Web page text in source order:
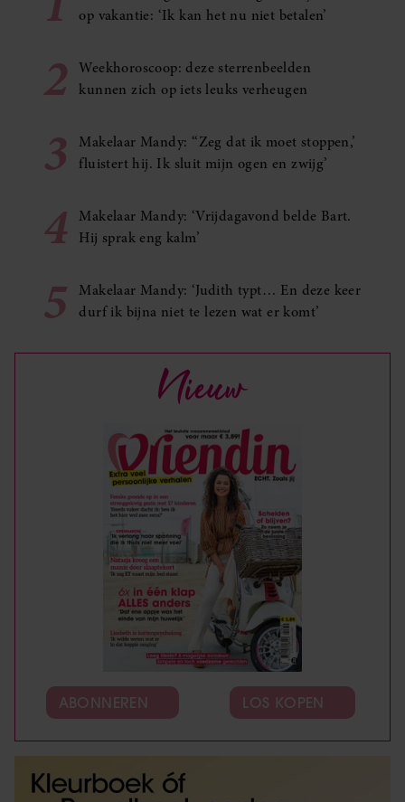
op vakantie: ‘Ik kan het nu niet betalen’
2
Weekhoroscoop: deze sterrenbeelden
kunnen zich op iets leuks verheugen
3
Makelaar Mandy: ‘‘Zeg dat ik moet stoppen,’
fluistert hij. Ik sluit mijn ogen en zwijg’
4
Makelaar Mandy: ‘Vrijdagavond belde Bart.
Hij sprak eng kalm’
5
Makelaar Mandy: ‘Judith typt… En deze keer
durf ik bijna niet te lezen wat er komt’
Nieuw
ABONNEREN LOS KOPEN